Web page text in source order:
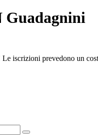
Guadagnini
prevedono un